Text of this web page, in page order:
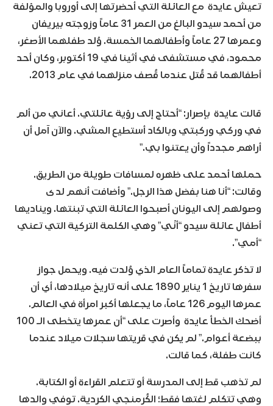
تعيش عايدة مع العائلة التي أحضرتها إلى أوروبا والمؤلفة
من أحمد سيدو البالغ من العمر 31 عاماً وزوجته بيريفان
وعمرها 27 عاماً وأطفالهما الخمسة. وُلد طفلهما الأصغر،
محمود، في مستشفى في أثينا في 19 أكتوبر، وكان أحد
أطفالهما قد قُتل عندما قُصف منزلهما في عام 2013.
قالت عايدة بإصرار: “أحتاج إلى رؤية عائلتي. أعاني من ألم
في وركي وركبتي وبالكاد أستطيع المشي. والآن آمل أن
أراهم مجدداً وأن يعتنوا بي.”
حملها أحمد على ظهره لمسافات طويلة من الطريق.
وقالت: “أنا هنا بفضل هذا الرجل.” وأضافت أنهم لدى
وصولهم إلى اليونان أصبحوا العائلة التي تبنتها. ويناديها
أطفال عائلة سيدو “أنّي” وهي الكلمة التركية التي تعني
“أمي”.
لا تذكر عايدة تماماً العام الذي وُلدت فيه. ويحمل جواز
سفرها تاريخ 1 يناير 1890 على أنه تاريخ ميلادها، أي أن
عمرها اليوم 126 عاماً، ما يجعلها أكبر امرأة في العالم.
أضحك الخطأ عايدة وأصرت على “أن عمرها يتخطى الـ 100
ببضعة أعوام.” لم يكن في قريتها سجلات ميلاد عندما
كانت طفلة، كما قالت.
لم تذهب قط إلى المدرسة أو تتعلم القراءة أو الكتابة.
وهي تتكلم لغتها فقط؛ الكُرمنجي الكردية. توفي والدها